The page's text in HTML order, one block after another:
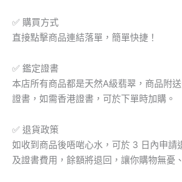
✅ 購買方式
直接點擊商品連結落單，簡單快捷！
✅ 鑑定證書
本店所有商品都是天然A級翡翠，商品附
證書，如需香港證書，可於下單時加購。
✅ 退貨政策
如收到商品後唔啱心水，可於 3 日內申請
及證書費用，餘額將退回，讓你購物無憂